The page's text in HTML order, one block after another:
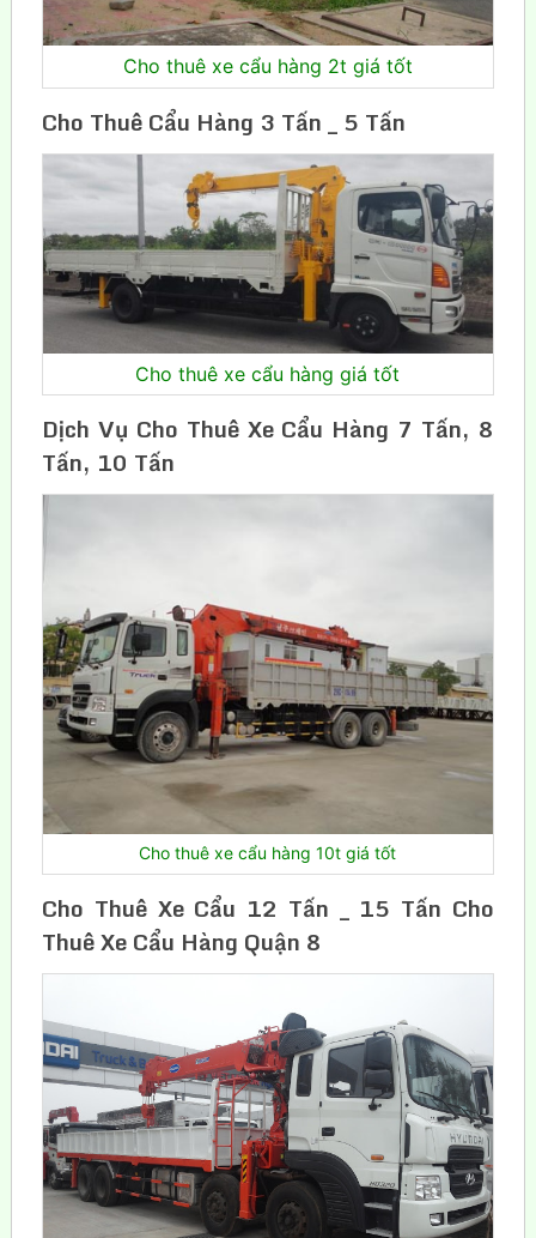
Cho thuê xe cẩu hàng 2t giá tốt
Cho Thuê Cẩu Hàng 3 Tấn _ 5 Tấn
Cho thuê xe cẩu hàng giá tốt
Dịch Vụ Cho Thuê Xe Cẩu Hàng 7 Tấn, 8
Tấn, 10 Tấn
Cho thuê xe cẩu hàng 10t giá tốt
Cho Thuê Xe Cẩu 12 Tấn _ 15 Tấn Cho
Thuê Xe Cẩu Hàng Quận 8